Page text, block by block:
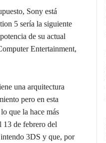
Sony está
5 sería la siguiente
de su actual
Entertainment,
una arquitectura
pero en esta
que la hace más
13 de febrero del
3DS y que, por